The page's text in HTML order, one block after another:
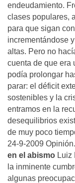
endeudamiento.
clases populares,
para que sigan
incrementándose
altas. Pero no
cuenta de que era
podía prolongar
parar: el déficit
sostenibles y la
entramos en la
desequilibrios
de muy poco
24-9-2009
en el abismo Luiz
la inminente
algunas